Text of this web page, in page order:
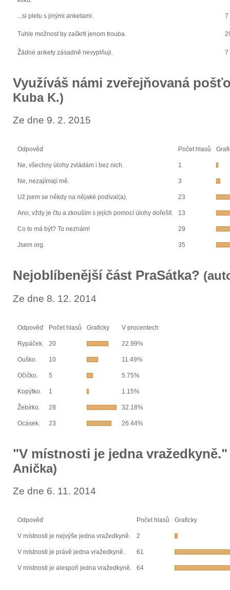
...si pletu s jinými anketami. 7
Tuhle možnost by zaškrtl jenom trouba.
Žádné ankety zásadně nevyplňuji. 7
Využíváš námi zveřejňovaná
Kuba K.)
Ze dne 9. 2. 2015
Odpověď Počet hlasů
Ne, všechny úlohy zvládám i bez nich. 1
Ne, nezajímají mě. 3
Už jsem se někdy na nějaké podíval(a). 23
Ano, vždy je čtu a zkouším s jejích pomocí úlohy dořešit. 13
Co to má být? To neznám! 29
Jsem org. 35
Nejoblíbenější část PraSátka?
Ze dne 8. 12. 2014
Odpověď Počet hlasů Graficky V procentech
Rypáček. 20 22.99%
Ouško. 10 11.49%
Očičko. 5 5.75%
Kopýtko. 1 1.15%
Žebírko. 28 32.18%
Ocásek. 23 26.44%
"V místnosti je jedna
Anička)
Ze dne 6. 11. 2014
Odpověď Počet hlasů Graficky
V místnosti je nejvýše jedna vražedkyně. 2
V místnosti je právě jedna vražedkyně. 61
V místnosti je alespoň jedna vražedkyně. 64